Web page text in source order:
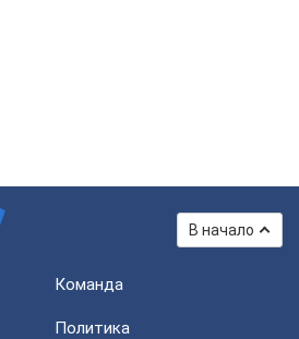
В начало
Команда
Политика